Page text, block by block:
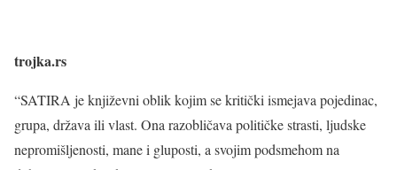
trojka.rs
“SATIRA je književni oblik kojim se kritički ismejava pojedinac,
grupa, država ili vlast. Ona razobličava političke strasti, ljudske
nepromišljenosti, mane i gluposti, a svojim podsmehom na